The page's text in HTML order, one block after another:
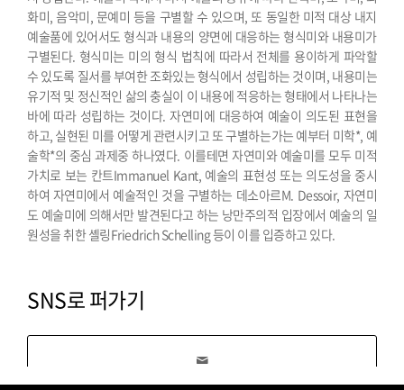
화미, 음악미, 문예미 등을 구별할 수 있으며, 또 동일한 미적 대상 내지
예술품에 있어서도 형식과 내용의 양면에 대응하는 형식미와 내용미가
구별된다. 형식미는 미의 형식 법칙에 따라서 전체를 용이하게 파악할
수 있도록 질서를 부여한 조화있는 형식에서 성립하는 것이며, 내용미는
유기적 및 정신적인 삶의 충실이 이 내용에 적응하는 형태에서 나타나는
바에 따라 성립하는 것이다. 자연미에 대응하여 예술이 의도된 표현을
하고, 실현된 미를 어떻게 관련시키고 또 구별하는가는 예부터 미학*, 예
술학*의 중심 과제중 하나였다. 이를테면 자연미와 예술미를 모두 미적
가치로 보는 칸트Immanuel Kant, 예술의 표현성 또는 의도성을 중시
하여 자연미에서 예술적인 것을 구별하는 데소아르M. Dessoir, 자연미
도 예술미에 의해서만 발견된다고 하는 낭만주의적 입장에서 예술의 일
원성을 취한 셸링Friedrich Schelling 등이 이를 입증하고 있다.
SNS로 퍼가기